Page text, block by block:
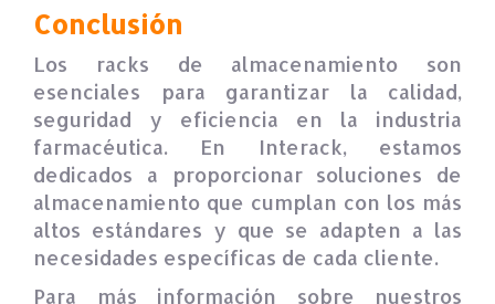
Conclusión
Los racks de almacenamiento son
esenciales para garantizar la calidad,
seguridad y eficiencia en la industria
farmacéutica. En Interack, estamos
dedicados a proporcionar soluciones de
almacenamiento que cumplan con los más
altos estándares y que se adapten a las
necesidades específicas de cada cliente.
Para más información sobre nuestros